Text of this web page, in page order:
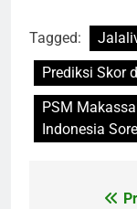
Tagged:
Prediksi Skor
PSM
Indonesia